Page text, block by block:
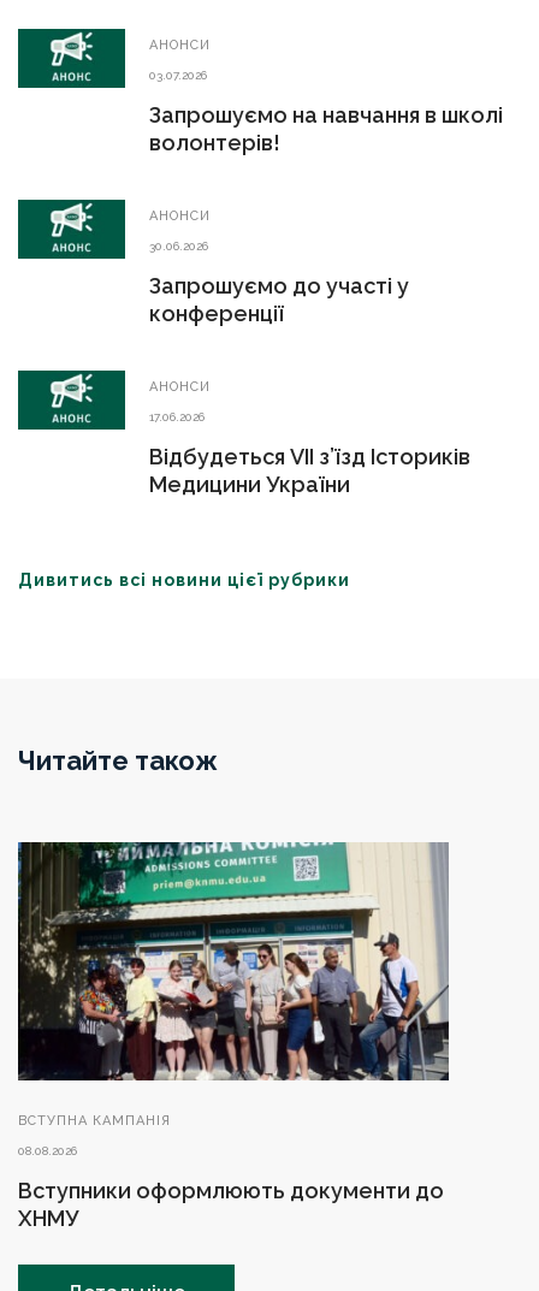
АНОНСИ
03.07.2026
Запрошуємо на навчання в школі
волонтерів!
АНОНСИ
30.06.2026
Запрошуємо до участі у
конференції
АНОНСИ
17.06.2026
Відбудеться VIІ з’їзд Істориків
Медицини України
Дивитись всі новини цієї рубрики
Читайте також
ВСТУПНА КАМПАНІЯ
08.08.2026
Вступники оформлюють документи до
ХНМУ